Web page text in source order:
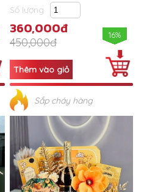
Số lượng
360,000đ
450,000đ
16%
Sắp cháy hàng